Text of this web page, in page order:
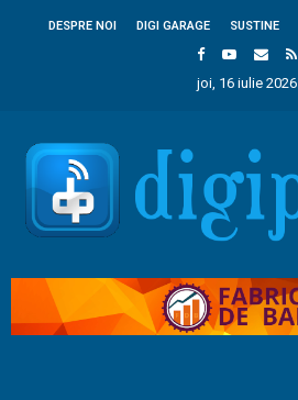
DESPRE NOI DIGI GARAGE SUSTINE
joi, 16 iulie 2026